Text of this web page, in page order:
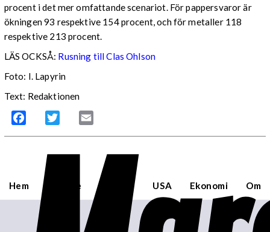
procent i det mer omfattande scenariot. För pappersvaror är
ökningen 93 respektive 154 procent, och för metaller 118
respektive 213 procent.
LÄS OCKSÅ: Rusning till Clas Ohlson
Foto: I. Lapyrin
Text: Redaktionen
Facebook Twitter
Hem Sverige Världen USA Ekonomi Om